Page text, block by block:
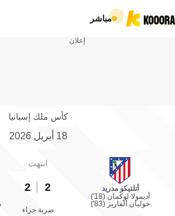
مباشر
إعلان
كأس ملك إسبانيا
18 أبريل 2026
أتلتيكو مدريد
أديمولا لوكمان (18')
خوليان ألفاريز (83')
انتهت
2
2
ضربة جزاء